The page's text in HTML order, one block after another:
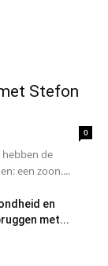
Stefon
0
hebben de
een zoon....
en
met...